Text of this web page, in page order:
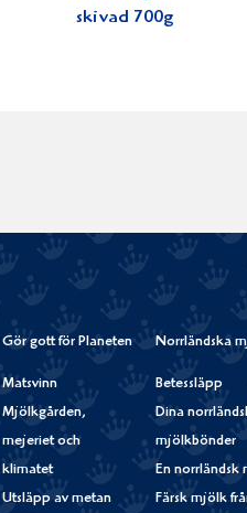
skivad 700g
Gör gott för Planeten
Matsvinn
Mjölkgården,
mejeriet och
klimatet
Utsläpp av metan
Norrländska
Betessläpp
Dina
mjölkbönder
En norrländsk
Färsk mjölk